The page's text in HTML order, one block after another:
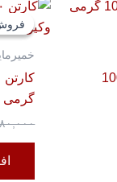
خمیرمایه سامینه 100
گرمی